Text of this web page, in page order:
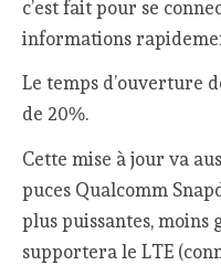
c’est fait pour se
informations
Le temps d’ouverture
de 20%.
Cette mise à jour va
puces Qualcomm
plus puissantes, moins
supportera le LTE